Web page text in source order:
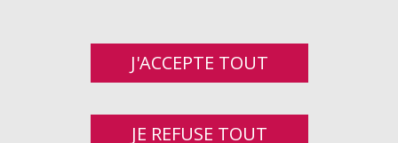
J'ACCEPTE TOUT
JE REFUSE TOUT